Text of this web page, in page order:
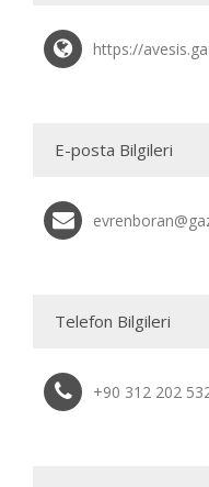
https://
E-posta Bilgileri
Telefon Bilgileri
+90 312 202